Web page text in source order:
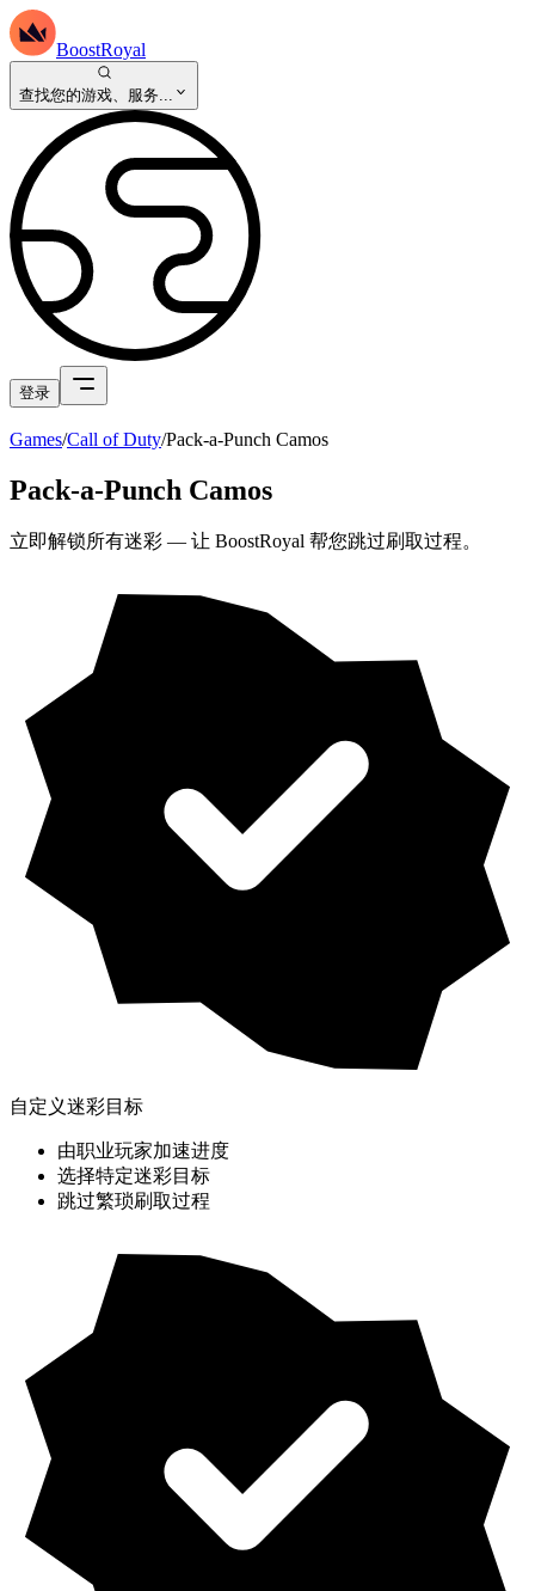
BoostRoyal
查找您的游戏、服务...
登录
Games/Call of Duty/Pack-a-Punch Camos
Pack-a-Punch Camos
立即解锁所有迷彩 — 让 BoostRoyal 帮您跳过刷取过程。
自定义迷彩目标
由职业玩家加速进度
选择特定迷彩目标
跳过繁琐刷取过程